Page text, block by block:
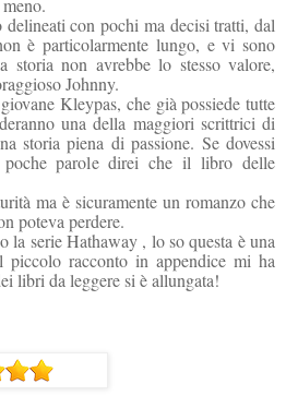
delineati con pochi ma decisi tratti, dal
è particolarmente lungo, e vi sono
storia non avrebbe lo stesso valore,
Johnny.
Kleypas, che già possiede tutte
una della maggiori scrittrici di
storia piena di passione. Se dovessi
poche parole direi che il libro delle
ma è sicuramente un romanzo che
poteva perdere.
la serie Hathaway , lo so questa è una
piccolo racconto in appendice mi ha
libri da leggere si è allungata!